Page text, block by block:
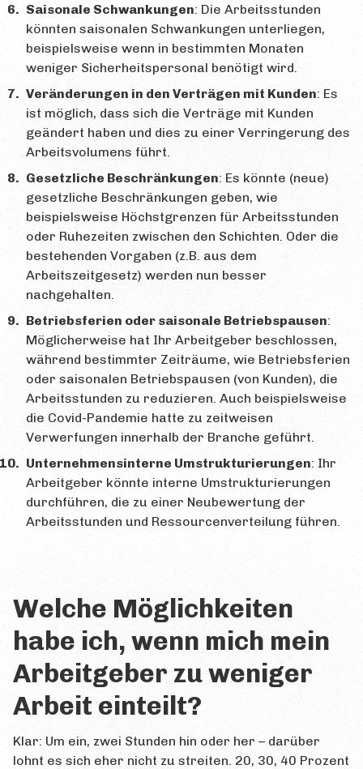
Saisonale Schwankungen: Die Arbeitsstunden
könnten saisonalen Schwankungen unterliegen,
beispielsweise wenn in bestimmten Monaten
weniger Sicherheitspersonal benötigt wird.
Veränderungen in den Verträgen mit Kunden: Es
ist möglich, dass sich die Verträge mit Kunden
geändert haben und dies zu einer Verringerung des
Arbeitsvolumens führt.
Gesetzliche Beschränkungen: Es könnte (neue)
gesetzliche Beschränkungen geben, wie
beispielsweise Höchstgrenzen für Arbeitsstunden
oder Ruhezeiten zwischen den Schichten. Oder die
bestehenden Vorgaben (z.B. aus dem
Arbeitszeitgesetz) werden nun besser
nachgehalten.
Betriebsferien oder saisonale Betriebspausen:
Möglicherweise hat Ihr Arbeitgeber beschlossen,
während bestimmter Zeiträume, wie Betriebsferien
oder saisonalen Betriebspausen (von Kunden), die
Arbeitsstunden zu reduzieren. Auch beispielsweise
die Covid-Pandemie hatte zu zeitweisen
Verwerfungen innerhalb der Branche geführt.
Unternehmensinterne Umstrukturierungen: Ihr
Arbeitgeber könnte interne Umstrukturierungen
durchführen, die zu einer Neubewertung der
Arbeitsstunden und Ressourcenverteilung führen.
Welche Möglichkeiten
habe ich, wenn mich mein
Arbeitgeber zu weniger
Arbeit einteilt?
Klar: Um ein, zwei Stunden hin oder her – darüber
lohnt es sich eher nicht zu streiten. 20, 30, 40 Prozent